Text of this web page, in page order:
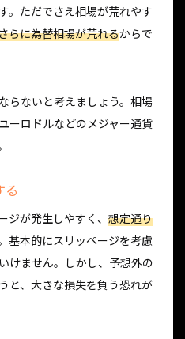
。ただでさえ相場が荒れやす
らに為替相場が荒れるからで
らないと考えましょう。相場
ーロドルなどのメジャー通貨
る
が発生しやすく、 想定通り
基本的にスリッページを考慮
けません。しかし、予想外の
と、大きな損失を負う恐れが